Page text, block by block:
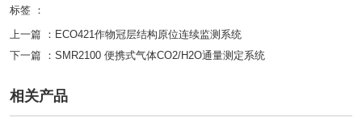
标签 ：
上一篇 ： ECO421作物冠层结构原位连续监测系统
下一篇 ： SMR2100 便携式气体CO2/H2O通量测定系统
相关产品